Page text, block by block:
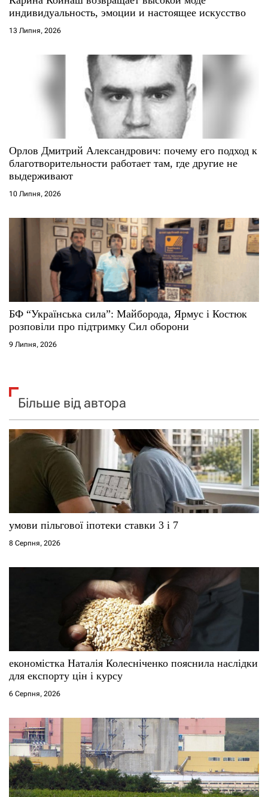
і
в
индивидуальность, эмоции и настоящее искусство
13 Липня, 2026
Орлов Дмитрий Александрович: почему его подход к
благотворительности работает там, где другие не
выдерживают
10 Липня, 2026
БФ “Українська сила”: Майборода, Ярмус і Костюк
розповіли про підтримку Сил оборони
9 Липня, 2026
Більше від автора
умови пільгової іпотеки ставки 3 і 7
8 Серпня, 2026
економістка Наталія Колесніченко пояснила наслідки
для експорту цін і курсу
6 Серпня, 2026